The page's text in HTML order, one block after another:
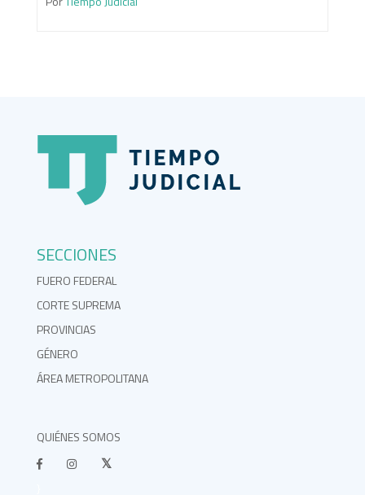
SECCIONES
FUERO FEDERAL
CORTE SUPREMA
PROVINCIAS
GÉNERO
ÁREA METROPOLITANA
QUIÉNES SOMOS